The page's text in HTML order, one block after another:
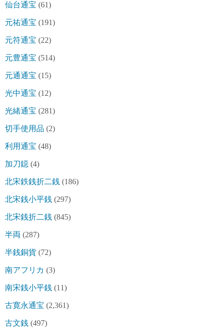
仙台通宝 (61)
元祐通宝 (191)
元符通宝 (22)
元豊通宝 (514)
元通通宝 (15)
光中通宝 (12)
光緒通宝 (281)
切手使用品 (2)
利用通宝 (48)
加刀鐚 (4)
北宋鉄銭折二銭 (186)
北宋銭小平銭 (297)
北宋銭折二銭 (845)
半両 (287)
半銭銅貨 (72)
南アフリカ (3)
南宋銭小平銭 (11)
古寛永通宝 (2,361)
古文銭 (497)